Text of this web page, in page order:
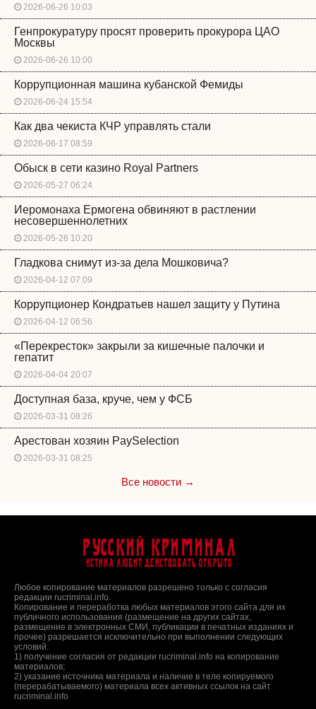
2026-06-26 10:03
Генпрокуратуру просят проверить прокурора ЦАО
Москвы
2026-06-26 10:00
Коррупционная машина кубанской Фемиды
2026-06-24 15:54
Как два чекиста КЧР управлять стали
2026-06-17 08:59
Обыск в сети казино Royal Partners
2026-05-27 06:24
Иеромонаха Ермогена обвиняют в растлении
несовершеннолетних
2026-05-26 10:20
Гладкова снимут из-за дела Мошковича?
2026-04-12 07:09
Коррупционер Кондратьев нашел защиту у Путина
2026-04-12 06:56
«Перекресток» закрыли за кишечные палочки и
гепатит
2026-04-04 20:07
Доступная база, круче, чем у ФСБ
2026-03-31 08:26
Арестован хозяин PaySelection
2026-03-31 08:25
Все новости →
Русский Криминал
Истина любит действовать открыто
Любое копирование материалов разрешено только с согласия
редакции rucriminal.info.
Копирование и переработка любых материалов этого сайта для их
публичного использования (размещение на других сайтах,
размещение в электронных СМИ, публикации в печатных изданиях и
прочее) разрешается исключительно при выполнении следующих
условий:
1) получение согласия от редакции rucriminal.info на копирование
материалов;
2) указание источника материала и наличие в теле копируемого
(перерабатываемого) материала всех активных ссылок на сайт
rucriminal.info